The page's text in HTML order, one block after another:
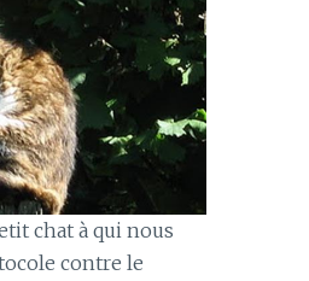
chat à qui nous
contre le